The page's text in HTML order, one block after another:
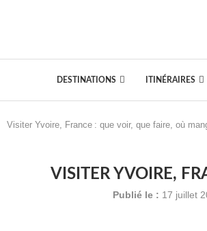
DESTINATIONS ITINÉRAIRES
Visiter Yvoire, France : que voir, que faire, où
VISITER YVOIRE,
Publié le : 17 juillet